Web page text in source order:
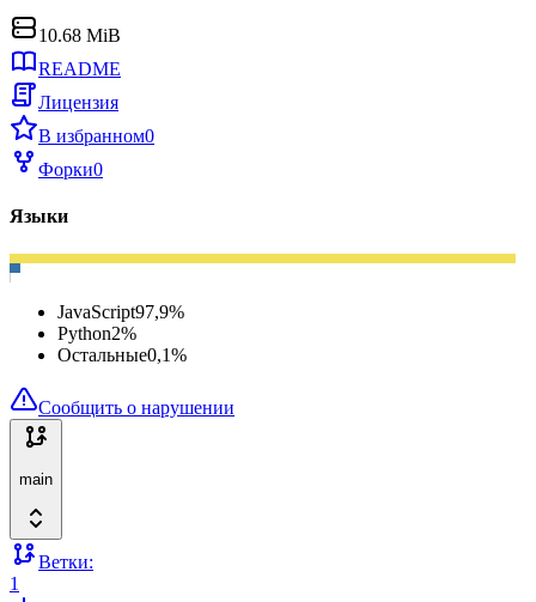
10.68 MiB
README
Лицензия
В избранном0
Форки0
Языки
JavaScript97,9%
Python2%
Остальные0,1%
Сообщить о нарушении
main
Ветки:
1